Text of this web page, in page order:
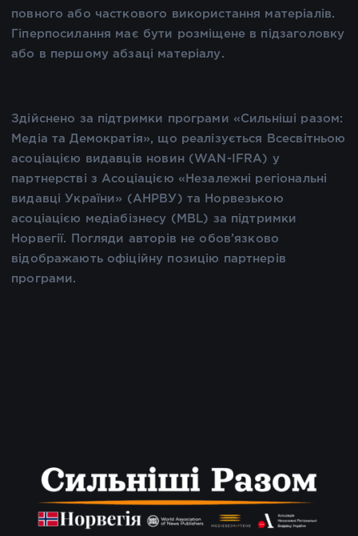
повного або часткового використання матеріалів.
Гіперпосилання має бути розміщене в підзаголовку
або в першому абзаці матеріалу.
Здійснено за підтримки програми «Сильніші разом:
Медіа та Демократія», що реалізується Всесвітньою
асоціацією видавців новин (WAN-IFRA) у
партнерстві з Асоціацією «Незалежні регіональні
видавці України» (АНРВУ) та Норвезькою
асоціацією медіабізнесу (MBL) за підтримки
Норвегії. Погляди авторів не обов’язково
відображають офіційну позицію партнерів
програми.